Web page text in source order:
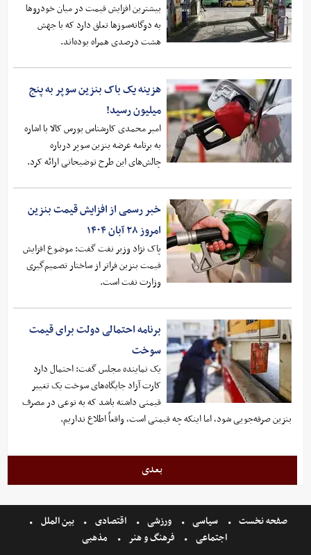
بیشترین افزایش قیمت در میان خودروها
به دوگانه‌سوزها تعلق دارد که با جهش
هشت درصدی همراه بوده‌اند.
هزینه یک باک بنزین سوپر به پنج
میلیون رسید‌!
امیر محمدی کارشناس بورس کالا با اشاره
به برنامه عرضه بنزین سوپر درباره
چالش‌های این طرح توضیحاتی ارائه کرد.
خبر رسمی از افزایش قیمت بنزین
امروز ۲۸ آبان ۱۴۰۴
پاک نژاد وزیر نفت گفت: موضوع افزایش
قیمت بنزین فراتر از ساختار تصمیم‌گیری
وزارت نفت است.
برنامه احتمالی دولت برای قیمت
سوخت
یک نماینده مجلس گفت: احتمال دارد
کارت آزاد جایگاه‌های سوخت یک تغییر
قیمتی داشته باشد که به نوعی در مصرف
بنزین صرفه‌جویی شود، اما اینکه چه قیمتی است، واقعاً اطلاع نداریم.
بعدی
صفحه نخست سیاسی ورزشی اقتصادی
بین الملل
اجتماعی
فرهنگ و هنر مذهبی